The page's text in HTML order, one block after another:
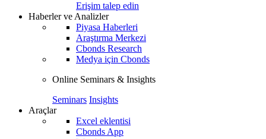
Erişim talep edin
Haberler ve Analizler
Piyasa Haberleri
Araştırma Merkezi
Cbonds Research
Medya için Cbonds
Online Seminars & Insights
Seminars Insights
Araçlar
Excel eklentisi
Cbonds App